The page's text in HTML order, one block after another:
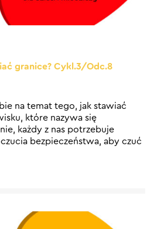
granice? Cykl.3/Odc.8
na temat tego, jak stawiać
które nazywa się
każdy z nas potrzebuje
bezpieczeństwa, aby czuć